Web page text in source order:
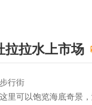
拉拉水上市场
行街
里可以饱览海底奇景